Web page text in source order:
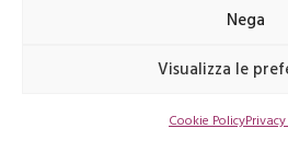
Nega
Visualizza le
Cookie Policy
FedericaHa Detto: